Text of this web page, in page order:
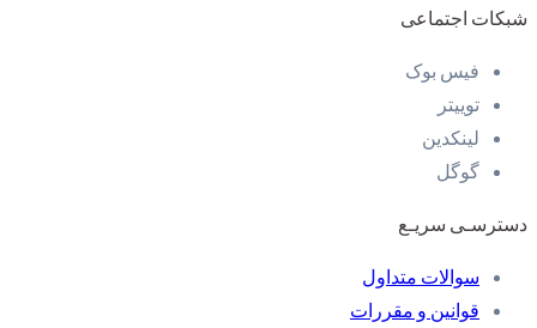
شبکات اجتماعی
فیس بوک
توییتر
لینکدین
گوگل
دسترسـی سریـع
سوالات متداول
قوانین و مقررات